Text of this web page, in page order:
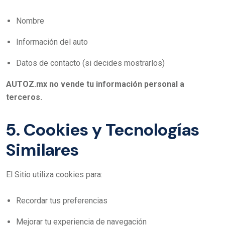
Nombre
Información del auto
Datos de contacto (si decides mostrarlos)
AUTOZ.mx no vende tu información personal a
terceros.
5. Cookies y Tecnologías
Similares
El Sitio utiliza cookies para:
Recordar tus preferencias
Mejorar tu experiencia de navegación